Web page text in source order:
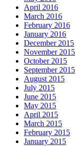
April 2016
March 2016
February 2016
January 2016
December 2015
November 2015
October 2015
September 2015
August 2015
July 2015
June 2015
May 2015
April 2015
March 2015
February 2015
January 2015